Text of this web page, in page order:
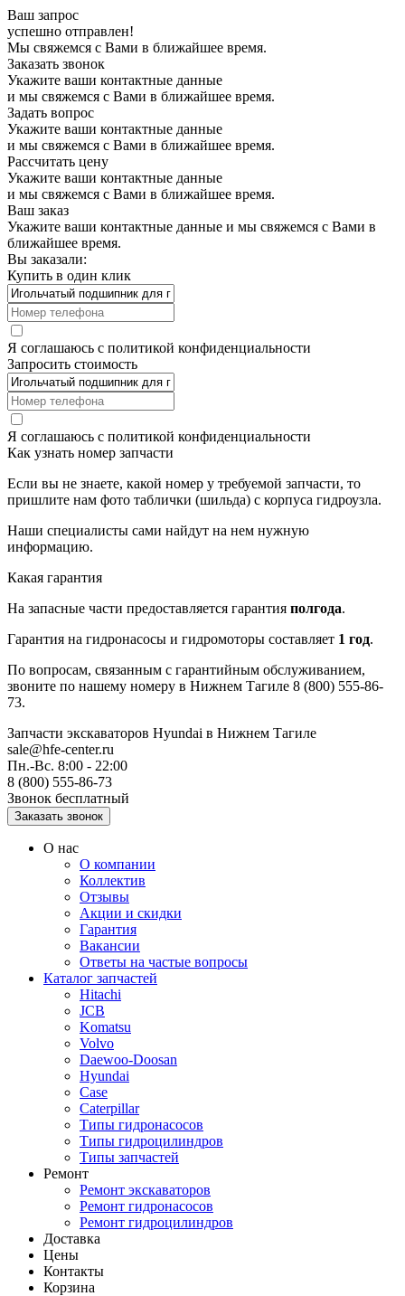
Ваш запрос
успешно отправлен!
Мы свяжемся с Вами в ближайшее время.
Заказать звонок
Укажите ваши контактные данные
и мы свяжемся с Вами в ближайшее время.
Задать вопрос
Укажите ваши контактные данные
и мы свяжемся с Вами в ближайшее время.
Рассчитать цену
Укажите ваши контактные данные
и мы свяжемся с Вами в ближайшее время.
Ваш заказ
Укажите ваши контактные данные и мы свяжемся с Вами в
ближайшее время.
Вы заказали:
Купить в один клик
Я соглашаюсь с политикой конфиденциальности
Запросить стоимость
Я соглашаюсь с политикой конфиденциальности
Как узнать номер запчасти
Если вы не знаете, какой номер у требуемой запчасти, то
пришлите нам фото таблички (шильда) с корпуса гидроузла.
Наши специалисты сами найдут на нем нужную
информацию.
Какая гарантия
На запасные части предоставляется гарантия полгода.
Гарантия на гидронасосы и гидромоторы составляет 1 год.
По вопросам, связанным с гарантийным обслуживанием,
звоните по нашему номеру в Нижнем Тагиле 8 (800) 555-86-
73.
Запчасти экскаваторов Hyundai в Нижнем Тагиле
sale@hfe-center.ru
Пн.-Вс. 8:00 - 22:00
8 (800) 555-86-73
Звонок бесплатный
О нас
О компании
Коллектив
Отзывы
Акции и скидки
Гарантия
Вакансии
Ответы на частые вопросы
Каталог запчастей
Hitachi
JCB
Komatsu
Volvo
Daewoo-Doosan
Hyundai
Case
Caterpillar
Типы гидронасосов
Типы гидроцилиндров
Типы запчастей
Ремонт
Ремонт экскаваторов
Ремонт гидронасосов
Ремонт гидроцилиндров
Доставка
Цены
Контакты
Корзина